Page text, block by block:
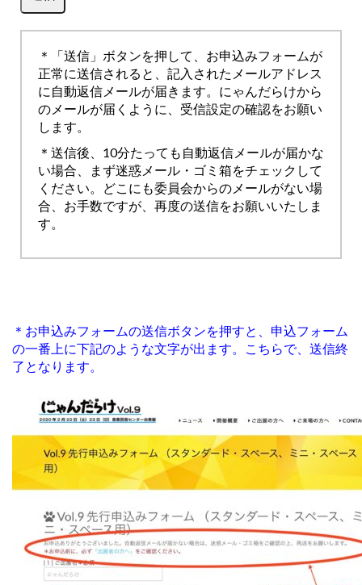
＊「送信」ボタンを押して、お申込みフォームが
正常に送信されると、記入されたメールアドレス
に自動返信メールが届きます。にゃんだらけから
のメールが届くように、受信設定の確認をお願い
します。
＊送信後、10分たっても自動返信メールが届かな
い場合、まず迷惑メール・ゴミ箱をチェックして
ください。どこにも委員会からのメールがない場
合、お手数ですが、再度の送信をお願いいたしま
す。
＊お申込みフォームの送信ボタンを押すと、申込フォーム
の一番上に下記のような文字が出ます。こちらで、送信終
了となります。